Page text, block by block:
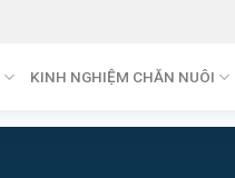
KINH NGHIỆM CHĂN NUÔI